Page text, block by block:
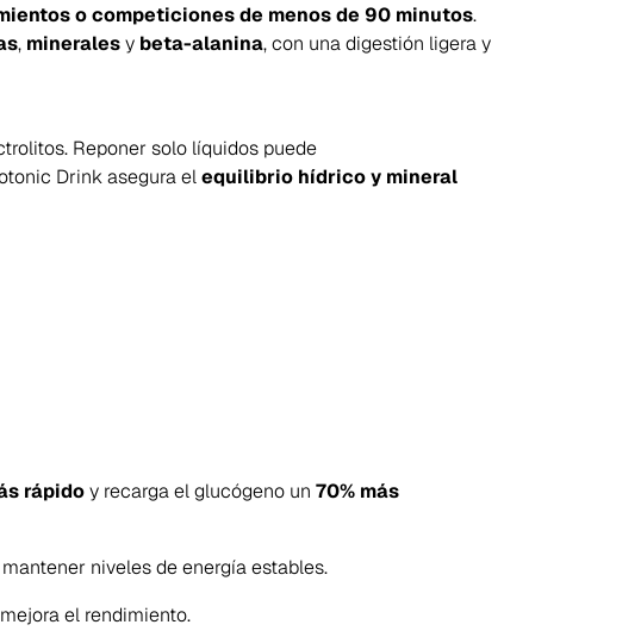
o competiciones de menos de 90 minutos.
, mineralesy beta-alanina, con una digestión ligera y
Reponer solo líquidos puede
Drink asegura elequilibrio hídrico y mineral
rápidoy recarga el glucógeno un 70% más
mantener niveles de energía estables.
el rendimiento.